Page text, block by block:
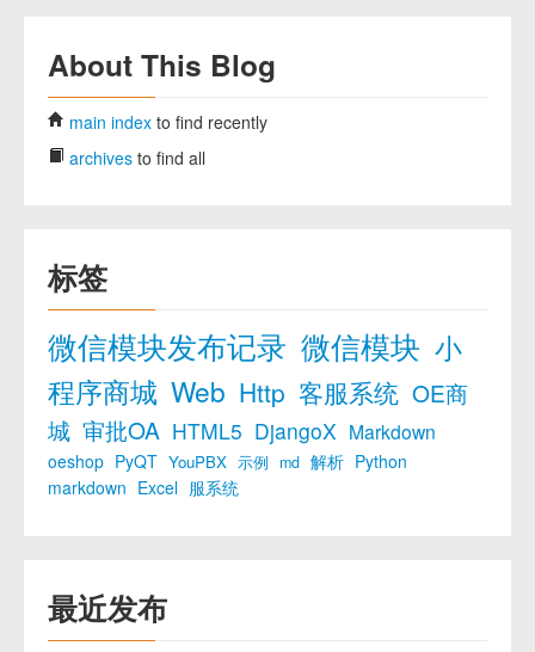
About This Blog
main index to find recently
archives to find all
标签
微信模块发布记录 微信模块 小
程序商城 Web Http 客服系统 OE商
城 审批OA HTML5 DjangoX Markdown
oeshop PyQT YouPBX 示例 md 解析 Python
markdown Excel 服系统
最近发布